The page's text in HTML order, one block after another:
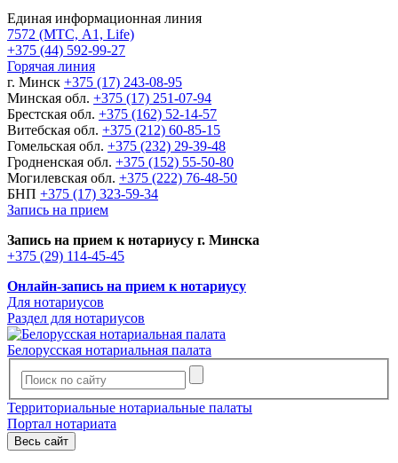
Единая информационная линия
7572 (МТС, A1, Life)
+375 (44) 592-99-27
Горячая линия
г. Минск +375 (17) 243-08-95
Минская обл. +375 (17) 251-07-94
Брестская обл. +375 (162) 52-14-57
Витебская обл. +375 (212) 60-85-15
Гомельская обл. +375 (232) 29-39-48
Гродненская обл. +375 (152) 55-50-80
Могилевская обл. +375 (222) 76-48-50
БНП +375 (17) 323-59-34
Запись на прием
Запись на прием к нотариусу г. Минска
+375 (29) 114-45-45
Онлайн-запись на прием к нотариусу
Для нотариусов
Раздел для нотариусов
Белорусская нотариальная палата
Территориальные нотариальные палаты
Портал нотариата
Весь сайт